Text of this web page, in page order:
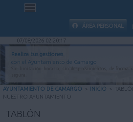
INICIO
INFORMACIÓN
CARPETA
VALIDACIÓN DE
ÁREA PERSONAL
07/08/2026 02:20:18
Realiza tus gestiones
con el Ayuntamiento de Camargo
AYUNTAMIENTO DE CAMARGO > INICIO >
NUESTRO AYUNTAMIENTO
TABLÓN